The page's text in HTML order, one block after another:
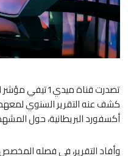
تصدرت قناة
كشف عنه التقرير السنوي لمعهد
أكسفورد البريطانية، حول المشهد